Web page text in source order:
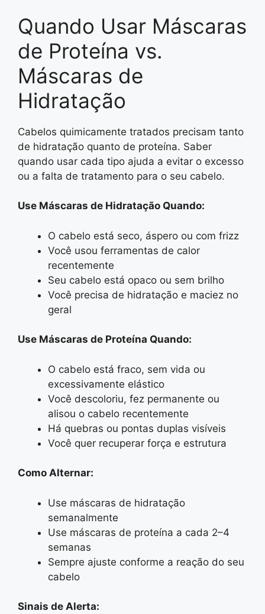
Quando Usar Máscaras
de Proteína vs.
Máscaras de
Hidratação
Cabelos quimicamente tratados precisam tanto
de hidratação quanto de proteína. Saber
quando usar cada tipo ajuda a evitar o excesso
ou a falta de tratamento para o seu cabelo.
Use Máscaras de Hidratação Quando:
O cabelo está seco, áspero ou com frizz
Você usou ferramentas de calor
recentemente
Seu cabelo está opaco ou sem brilho
Você precisa de hidratação e maciez no
geral
Use Máscaras de Proteína Quando:
O cabelo está fraco, sem vida ou
excessivamente elástico
Você descoloriu, fez permanente ou
alisou o cabelo recentemente
Há quebras ou pontas duplas visíveis
Você quer recuperar força e estrutura
Como Alternar:
Use máscaras de hidratação
semanalmente
Use máscaras de proteína a cada 2–4
semanas
Sempre ajuste conforme a reação do seu
cabelo
Sinais de Alerta: